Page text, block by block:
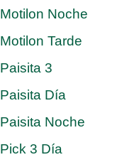
Motilon Noche
Motilon Tarde
Paisita 3
Paisita Día
Paisita Noche
Pick 3 Día